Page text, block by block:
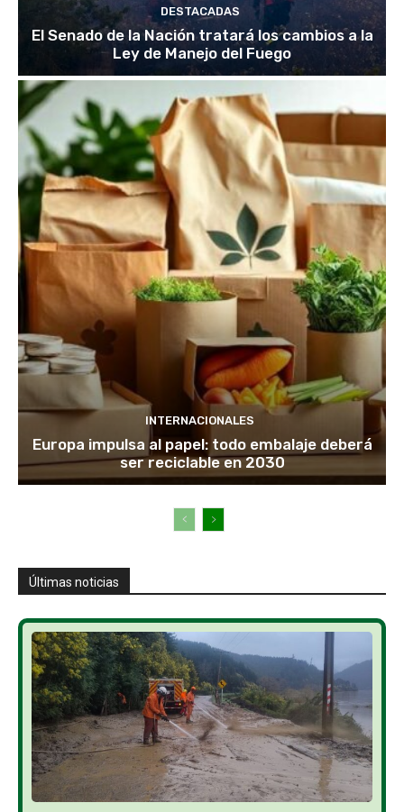
DESTACADAS
El Senado de la Nación tratará los cambios a la
Ley de Manejo del Fuego
INTERNACIONALES
Europa impulsa al papel: todo embalaje deberá
ser reciclable en 2030
Últimas noticias